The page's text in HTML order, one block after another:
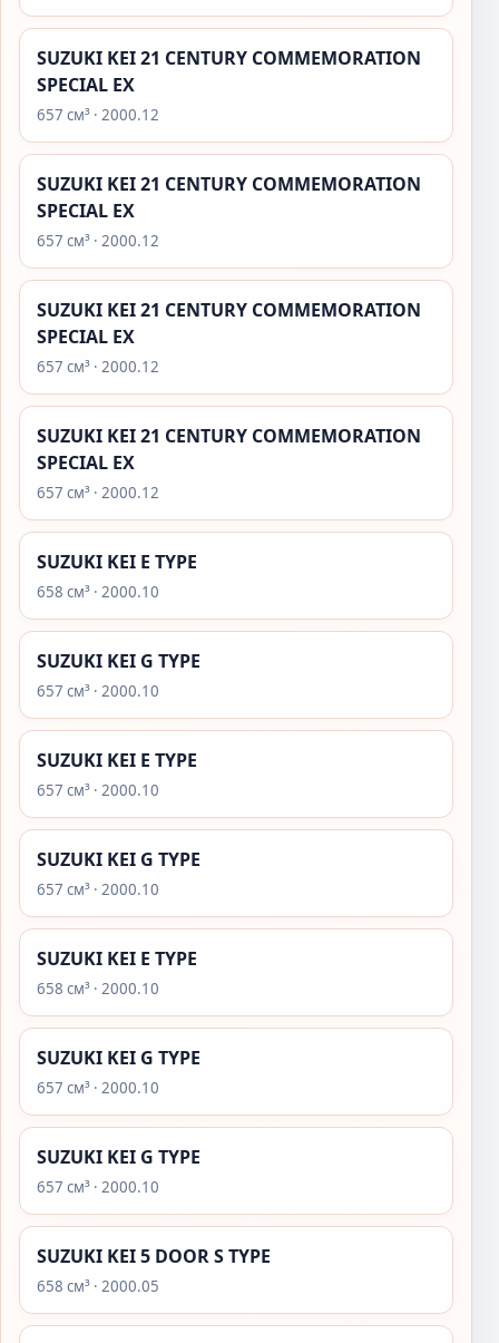
SUZUKI KEI 21 CENTURY COMMEMORATION
SPECIAL EX
657 см³ · 2000.12
SUZUKI KEI 21 CENTURY COMMEMORATION
SPECIAL EX
657 см³ · 2000.12
SUZUKI KEI 21 CENTURY COMMEMORATION
SPECIAL EX
657 см³ · 2000.12
SUZUKI KEI 21 CENTURY COMMEMORATION
SPECIAL EX
657 см³ · 2000.12
SUZUKI KEI E TYPE
658 см³ · 2000.10
SUZUKI KEI G TYPE
657 см³ · 2000.10
SUZUKI KEI E TYPE
657 см³ · 2000.10
SUZUKI KEI G TYPE
657 см³ · 2000.10
SUZUKI KEI E TYPE
658 см³ · 2000.10
SUZUKI KEI G TYPE
657 см³ · 2000.10
SUZUKI KEI G TYPE
657 см³ · 2000.10
SUZUKI KEI 5 DOOR S TYPE
658 см³ · 2000.05